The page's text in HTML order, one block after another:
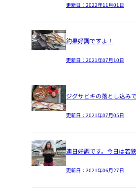
更新日： 2022年11月01日
釣果好調ですよ！
更新日： 2021年07月10日
ジグサビキの落とし込み
更新日： 2021年07月05日
連日好調です。今日は若
更新日： 2021年06月27日